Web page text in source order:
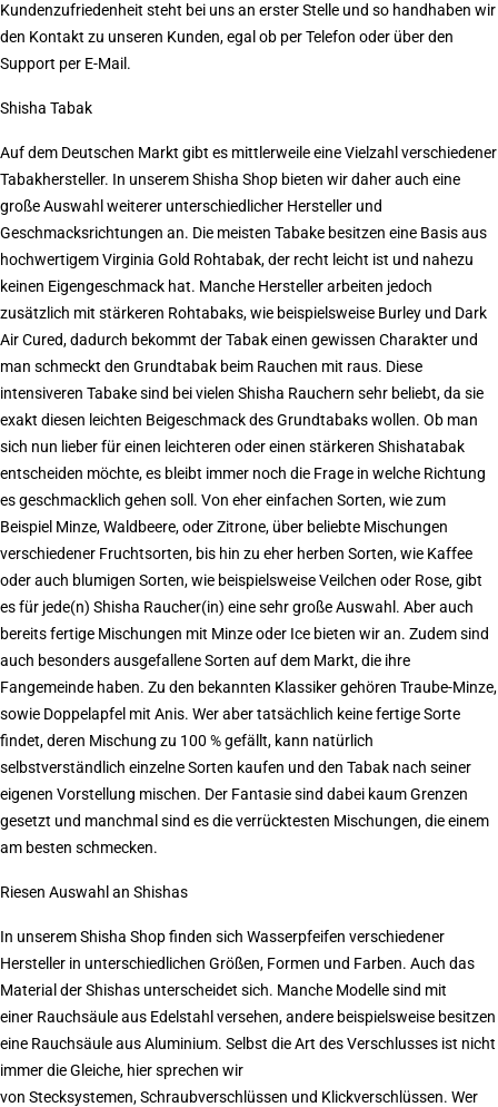
Kundenzufriedenheit steht bei uns an erster Stelle und so handhaben wir
den Kontakt zu unseren Kunden, egal ob per Telefon oder über den
Support per E-Mail.
Shisha Tabak
Auf dem Deutschen Markt gibt es mittlerweile eine Vielzahl verschiedener
Tabakhersteller. In unseremShisha Shop bieten wir daher auch eine
große Auswahl weiterer unterschiedlicher Hersteller und
Geschmacksrichtungen an. Die meisten Tabake besitzen eine Basis aus
hochwertigem Virginia Gold Rohtabak, der recht leicht ist und nahezu
keinen Eigengeschmack hat. Manche Hersteller arbeiten jedoch
zusätzlich mit stärkeren Rohtabaks, wie beispielsweise Burley und Dark
Air Cured, dadurch bekommt der Tabak einen gewissen Charakter und
man schmeckt den Grundtabak beim Rauchen mit raus. Diese
intensiveren Tabake sind bei vielen Shisha Rauchern sehr beliebt, da sie
exakt diesen leichten Beigeschmack des Grundtabaks wollen. Ob man
sich nun lieber für einen leichteren oder einen stärkeren Shishatabak
entscheiden möchte, es bleibt immer noch die Frage in welche Richtung
es geschmacklich gehen soll. Von eher einfachen Sorten, wie zum
Beispiel Minze, Waldbeere, oder Zitrone, über beliebte Mischungen
verschiedener Fruchtsorten, bis hin zu eher herben Sorten, wie Kaffee
oder auch blumigen Sorten, wie beispielsweise Veilchen oder Rose, gibt
es für jede(n) Shisha Raucher(in) eine sehr große Auswahl. Aber auch
bereits fertige Mischungen mit Minze oder Ice bieten wir an. Zudem sind
auch besonders ausgefallene Sorten auf dem Markt, die ihre
Fangemeinde haben. Zu den bekannten Klassiker gehören Traube-Minze,
sowie Doppelapfel mit Anis. Wer aber tatsächlich keine fertige Sorte
findet, deren Mischung zu 100 % gefällt, kann natürlich
selbstverständlich einzelne Sorten kaufen und den Tabak nach seiner
eigenen Vorstellung mischen. Der Fantasie sind dabei kaum Grenzen
gesetzt und manchmal sind es die verrücktesten Mischungen, die einem
am besten schmecken.
Riesen Auswahl an Shishas
In unserem Shisha Shop finden sich Wasserpfeifen verschiedener
Hersteller in unterschiedlichen Größen, Formen und Farben. Auch das
Material derShishas unterscheidet sich. Manche Modelle sind mit
einer Rauchsäule aus Edelstahl versehen, andere beispielsweise besitzen
eine Rauchsäule aus Aluminium. Selbst die Art des Verschlusses ist nicht
immer die Gleiche, hier sprechen wir
von Stecksystemen,Schraubverschlüssen und Klickverschlüssen. Wer